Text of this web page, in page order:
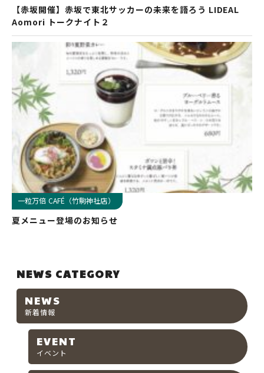
【赤坂開催】赤坂で東北サッカーの未来を語ろう LIDEAL
Aomori トークナイト２
一粒万倍 CAFÉ（竹駒神社店）
夏メニュー登場のお知らせ
NEWS CATEGORY
NEWS
新着情報
EVENT
イベント